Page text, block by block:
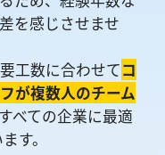
を感じさせませ
工数に合わせてコ
が複数人のチーム
べての企業に最適
す。